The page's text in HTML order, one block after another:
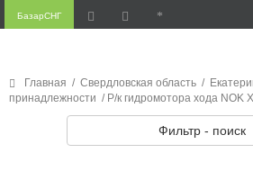
БазарСНГ
Главная / Свердловская область /
принадлежности / Р/к гидромотора хода NOK
Фильтр - поиск